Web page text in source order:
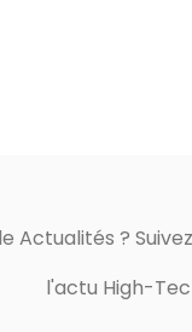
Actualités ?
l'actu High-